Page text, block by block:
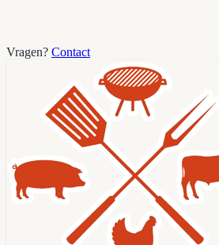
Vragen? Contact